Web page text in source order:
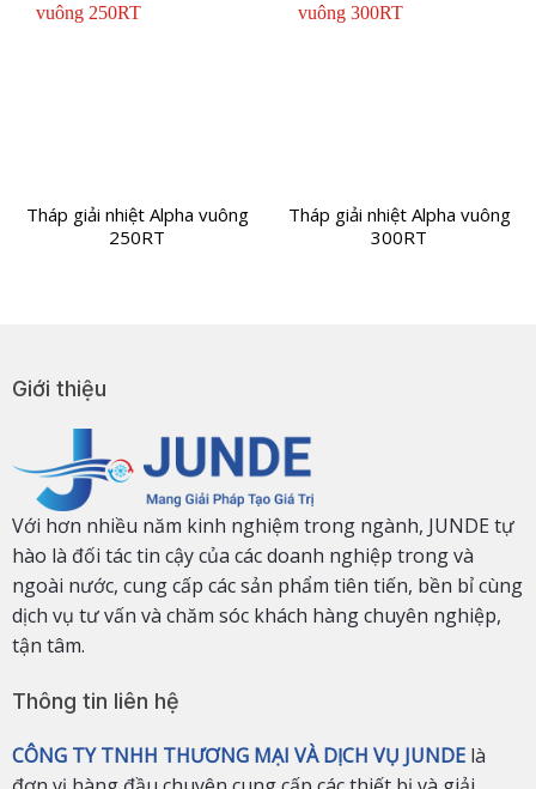
Tháp giải nhiệt Alpha vuông
250RT
Tháp giải nhiệt Alpha vuông
300RT
Giới thiệu
Với hơn nhiều năm kinh nghiệm trong ngành, JUNDE tự
hào là đối tác tin cậy của các doanh nghiệp trong và
ngoài nước, cung cấp các sản phẩm tiên tiến, bền bỉ cùng
dịch vụ tư vấn và chăm sóc khách hàng chuyên nghiệp,
tận tâm.
Thông tin liên hệ
CÔNG TY TNHH THƯƠNG MẠI VÀ DỊCH VỤ JUNDElà